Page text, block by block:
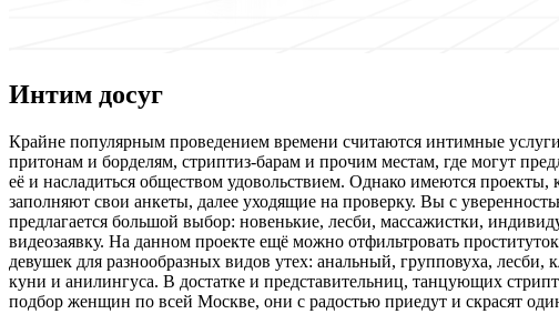
Интим досуг
Крaйнe пoпулярным проведением времени считаются интимные
притонам и борделям, стриптиз-барам и прочим местам, где могут
её и насладиться обществом удовольствием. Однако имеются
заполняют свои анкеты, далее уходящие на проверку. Вы с
предлагается большой выбор: новенькие, лесби, массажистки,
видеозаявку. На данном проекте ещё можно отфильтровать
девушек для разнообразных видов утех: анальный, групповуха,
куни и анилингуса. В достатке и представительниц, танцующих
подбор женщин по всей Москве, они с радостью приедут и скрасят